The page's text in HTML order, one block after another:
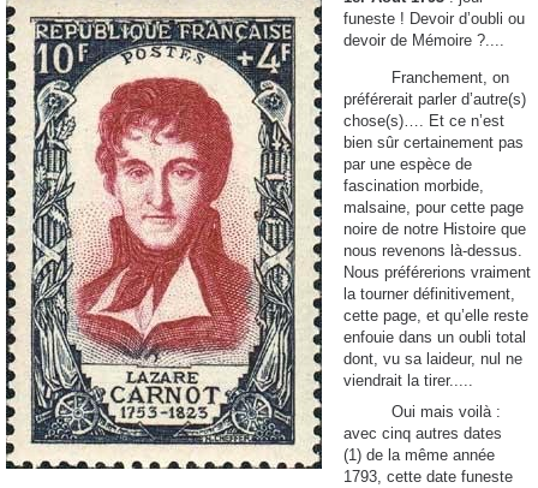
funeste ! Devoir d’oubli ou
devoir de Mémoire ?....
Franchement, on
préférerait parler d’autre(s)
chose(s)…. Et ce n’est
bien sûr certainement pas
par une espèce de
fascination morbide,
malsaine, pour cette page
noire de notre Histoire que
nous revenons là-dessus.
Nous préférerions vraiment
la tourner définitivement,
cette page, et qu’elle reste
enfouie dans un oubli total
dont, vu sa laideur, nul ne
viendrait la tirer.....
Oui mais voilà :
avec cinq autres dates
(1) de la même année
1793, cette date funeste